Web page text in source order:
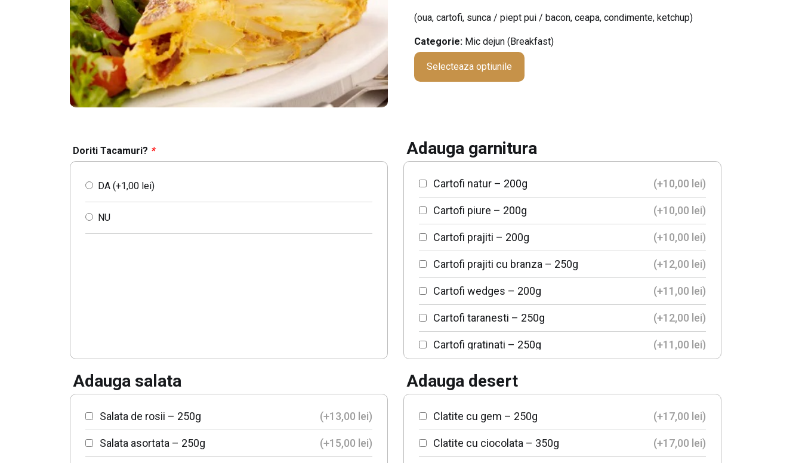
(oua, cartofi, sunca / piept pui / bacon, ceapa, condimente, ketchup)
Categorie: Mic dejun (Breakfast)
Selecteaza optiunile
Doriti Tacamuri? *
DA (+1,00 lei)
NU
Adauga garnitura
Cartofi natur – 200g (+10,00 lei)
Cartofi piure – 200g (+10,00 lei)
Cartofi prajiti – 200g (+10,00 lei)
Cartofi prajiti cu branza – 250g (+12,00 lei)
Cartofi wedges – 200g (+11,00 lei)
Cartofi taranesti – 250g (+12,00 lei)
Cartofi gratinati – 250g (+11,00 lei)
Orez cu ciuperci – 250g
Ciuperci gratinate – 250g (+12,00lei)
Orez mexican – 250g (+ 15,00 )
9,00 )
Adauga salata
Salata de rosii – 250g (+13,00 lei)
Salata asortata – 250g (+15,00 lei)
Adauga desert
Clatite cu gem – 250g (+17,00 lei)
Clatite cu ciocolata – 350g (+17,00 lei)